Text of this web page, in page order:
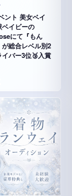
ント 美女ベイ
ベイビーの
にて『もん
が総合レベル別2
バー3位🥉入賞